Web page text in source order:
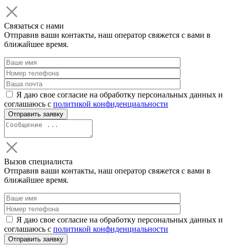
Связаться с нами
Отправив ваши контакты, наш оператор свяжется с вами в
ближайшее время.
Я даю свое согласие на обработку персональных данных и
соглашаюсь с политикой конфиденциальности
Вызов специалиста
Отправив ваши контакты, наш оператор свяжется с вами в
ближайшее время.
Я даю свое согласие на обработку персональных данных и
соглашаюсь с политикой конфиденциальности